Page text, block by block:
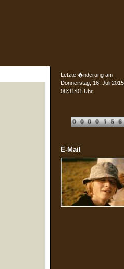
Letzte �nderung am
Donnerstag, 16. Juli
08:31:01 Uhr.
E-Mail